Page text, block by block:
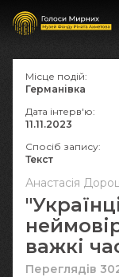
Анастасія
важкі
Переглядів
Місце подій:
Германівка
Дата інтерв'ю:
11.11.2023
Спосіб запису:
Текст